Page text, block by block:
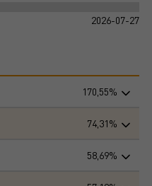
2026-07-27
170,55%
74,31%
58,69%